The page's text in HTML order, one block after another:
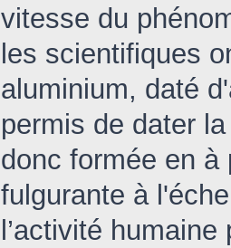
vitesse du
les scientifiques
aluminium, daté
permis de dater
donc formée en
fulgurante à
l’activité